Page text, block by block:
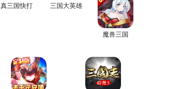
真三国快打 三国大英雄
魔兽三国